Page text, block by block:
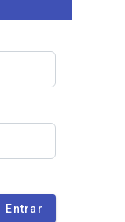
Entrar